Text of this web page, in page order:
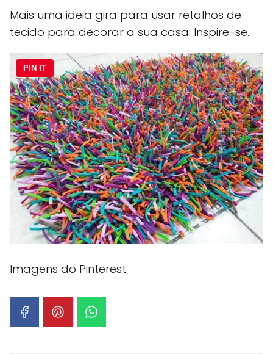
Mais uma ideia gira para usar retalhos de
tecido para decorar a sua casa. Inspire-se.
PIN IT
Imagens do Pinterest.